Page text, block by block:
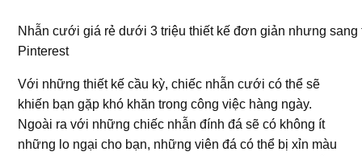
Nhẫn cưới giá rẻ dưới 3 triệu thiết kế đơn giản nhưng sang
Pinterest
Với những thiết kế cầu kỳ, chiếc nhẫn cưới có thể sẽ
khiến bạn gặp khó khăn trong công việc hàng ngày.
Ngoài ra với những chiếc nhẫn đính đá sẽ có không ít
những lo ngại cho bạn, những viên đá có thể bị xỉn màu